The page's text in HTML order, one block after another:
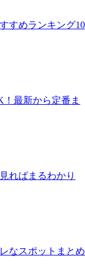
すめランキング10
！最新から定番ま
ればまるわかり
なスポットまとめ